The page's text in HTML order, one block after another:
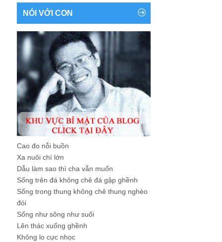
NÓI VỚI CON
Cao đo nỗi buồn
Xa nuôi chí lớn
Dẫu làm sao thì cha vẫn muốn
Sống trên đá không chê đá gập ghềnh
Sống trong thung không chê thung nghèo
đói
Sống như sông như suối
Lên thác xuống ghềnh
Không lo cực nhọc